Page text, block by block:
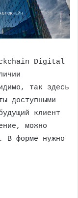
Digital
так здесь
доступными
клиент
можно
В форме нужно